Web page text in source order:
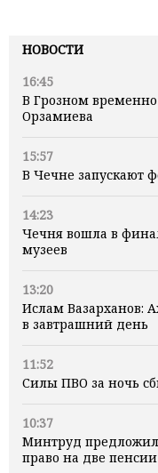
НОВОСТИ
16:45
В Грозном
Орзамиева
15:57
В Чечне запускают
14:23
Чечня вошла в
музеев
13:20
Ислам Вазарханов:
в завтрашний день
11:52
Силы ПВО за ночь
10:37
Минтруд
право на две пенсии